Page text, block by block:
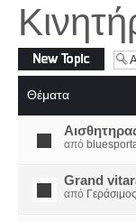
Δημιουργία νέου
θέματος
Θέματα
από
Grand
από Γεράσιμος